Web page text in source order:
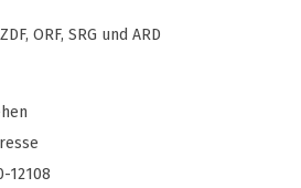
ORF, SRG und ARD
12108